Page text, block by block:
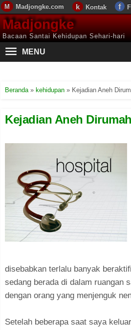
Madjongke.com Kontak
Madjongke
Bacaan Santai Kehidupan Sehari-hari
MENU
Beranda» kehidupan » Kejadian Aneh
Kejadian Aneh
disebabkan terlalu banyak
sedang berada di dalam ruangan
dengan orang yang menjenguk
Setelah beberapa saat saya